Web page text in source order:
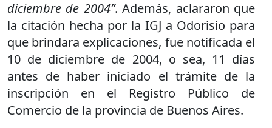
diciembre de 2004”. Además, aclararon que
la citación hecha por la IGJ a Odorisio para
que brindara explicaciones, fue notificada el
10 de diciembre de 2004, o sea, 11 días
antes de haber iniciado el trámite de la
inscripción en el Registro Público de
Comercio de la provincia de Buenos Aires.